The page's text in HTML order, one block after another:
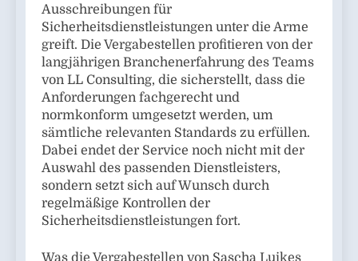
Ausschreibungen für
Sicherheitsdienstleistungen unter die Arme
greift. Die Vergabestellen profitieren von der
langjährigen Branchenerfahrung des Teams
von LL Consulting, die sicherstellt, dass die
Anforderungen fachgerecht und
normkonform umgesetzt werden, um
sämtliche relevanten Standards zu erfüllen.
Dabei endet der Service noch nicht mit der
Auswahl des passenden Dienstleisters,
sondern setzt sich auf Wunsch durch
regelmäßige Kontrollen der
Sicherheitsdienstleistungen fort.
Was die Vergabestellen von Sascha Luikes